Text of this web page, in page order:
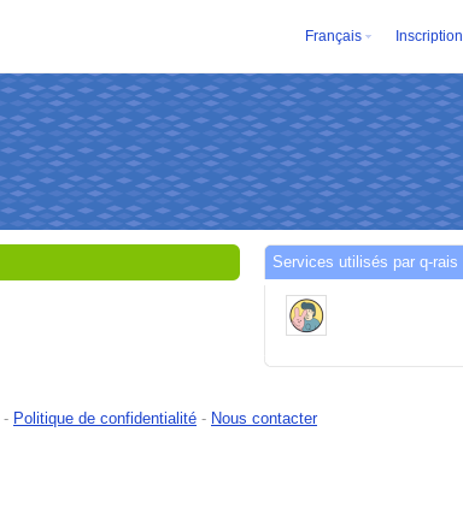
Français Inscription
Services utilisés par q-rais
- Politique de confidentialité - Nous contacter